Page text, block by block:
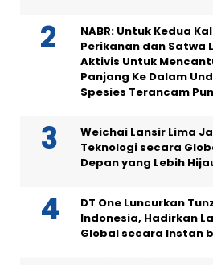
NABR: Untuk Kedua
Perikanan dan Satwa
Aktivis Untuk
Panjang Ke Dalam
Spesies Terancam
Weichai Lansir Lima
Teknologi secara
Depan yang Lebih
DT One Luncurkan
Indonesia, Hadirkan
Global secara Instan